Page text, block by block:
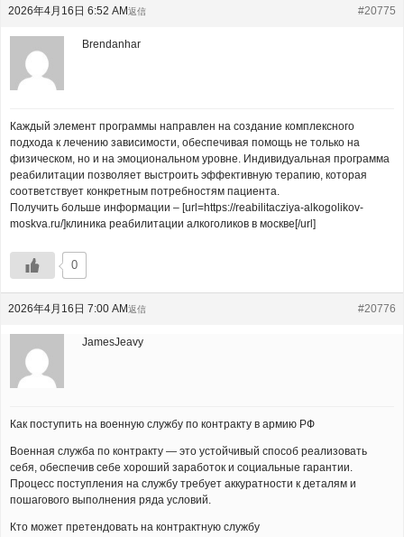
2026年4月16日 6:52 AM #20775
返信
Brendanhar
Каждый элемент программы направлен на создание комплексного
подхода к лечению зависимости, обеспечивая помощь не только на
физическом, но и на эмоциональном уровне. Индивидуальная программа
реабилитации позволяет выстроить эффективную терапию, которая
соответствует конкретным потребностям пациента.
Получить больше информации – [url=https://reabilitacziya-alkogolikov-
moskva.ru/]клиника реабилитации алкоголиков в москве[/url]
0
2026年4月16日 7:00 AM #20776
返信
JamesJeavy
Как поступить на военную службу по контракту в армию РФ
Военная служба по контракту — это устойчивый способ реализовать
себя, обеспечив себе хороший заработок и социальные гарантии.
Процесс поступления на службу требует аккуратности к деталям и
пошагового выполнения ряда условий.
Кто может претендовать на контрактную службу